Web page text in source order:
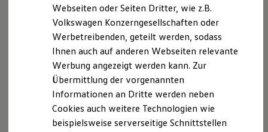
Volkswagen Kollektion
R-Kollektion
GTI Kollektion
Fußball Drop
we drive football
#wedriveproud
Besitzer und Service
myVolkswagen
Software Updates
Service und Ersatzteile
Inspektion und HU/AU
Webseiten oder Seiten Dritter, wie z.B.
Volkswagen Konzerngesellschaften oder
Werbetreibenden, geteilt werden, sodass
Ihnen auch auf anderen Webseiten relevante
Werbung angezeigt werden kann. Zur
Übermittlung der vorgenannten
Informationen an Dritte werden neben
Cookies auch weitere Technologien wie
beispielsweise serverseitige Schnittstellen